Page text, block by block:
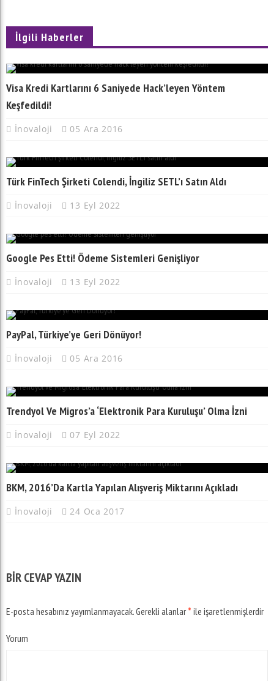
İlgili Haberler
Visa Kredi Kartlarını 6 Saniyede Hack’leyen Yöntem
Keşfedildi!
İnovaloji 05 Ara 2016
Türk FinTech Şirketi Colendi, İngiliz SETL’ı Satın Aldı
İnovaloji 13 Eyl 2022
Google Pes Etti! Ödeme Sistemleri Genişliyor
İnovaloji 13 Eyl 2022
PayPal, Türkiye’ye Geri Dönüyor!
İnovaloji 05 Ara 2016
Trendyol Ve Migros’a ‘Elektronik Para Kuruluşu’ Olma İzni
İnovaloji 07 Eyl 2022
BKM, 2016’da Kartla Yapılan Alışveriş Miktarını Açıkladı
İnovaloji 24 Oca 2017
BIR CEVAP YAZIN
E-posta hesabınız yayımlanmayacak.Gerekli alanlar * ile işaretlenmişlerdir
Yorum